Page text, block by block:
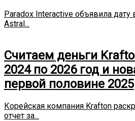
Paradox Interactive объявила
Astral...
Считаем деньги
2024 по 2026 год и
первой половине 2025
Корейская компания Krafton
отчет за...